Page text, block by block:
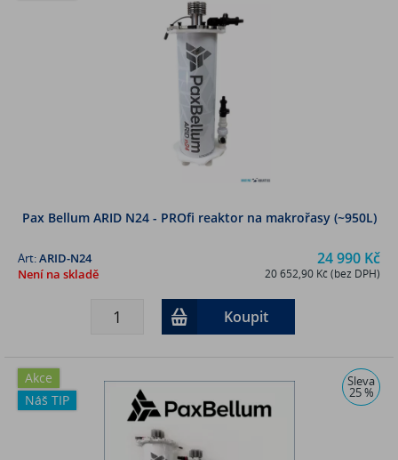
Pax Bellum ARID N24 - PROfi reaktor na makrořasy (~950L)
24 990 Kč
20 652,90 Kč (bez DPH)
Art:ARID-N24
Není na skladě
Koupit
Akce
Náš TIP
Sleva
25 %